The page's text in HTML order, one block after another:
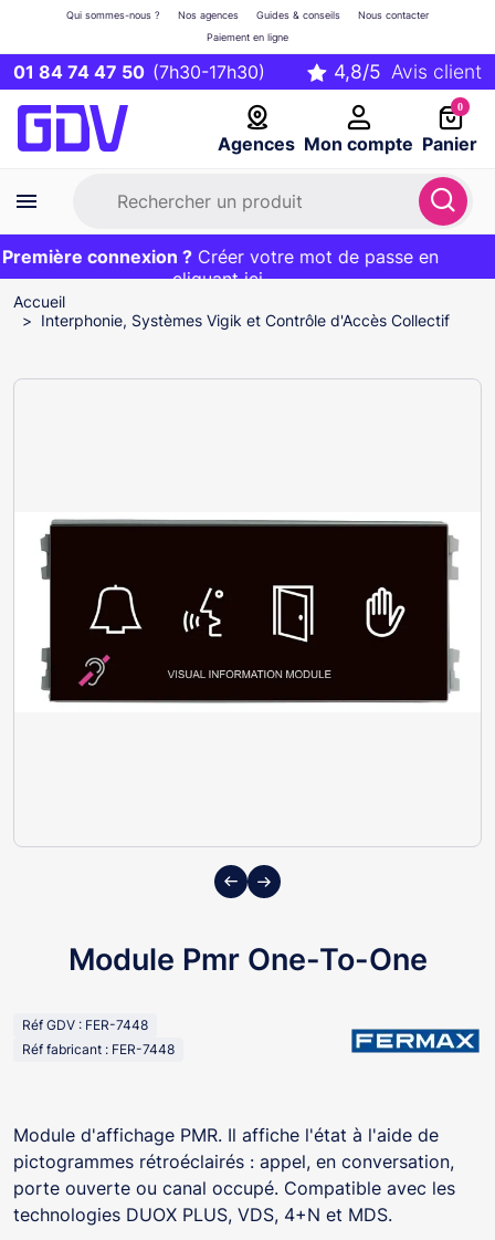
01 84 74 47 50 (7h30-17h30)
Agences Mon compte
Qui sommes-nous ? Nos agences Guides & conseils
Nous contacter
Paiement en ligne
0
Panier
Première commande ?20€ OFFERT sur votre panier
et livraison 24/48h gratuite avec le codeBIENVENUE
connexion ?Créer votre mot de passe en
cliquant ici
EXCLU WEB :
Accueil
Interphonie, Systèmes Vigik et Contrôle d'Accès Collectif
Previous
Next
Module Pmr One-To-One
Réf GDV : FER-7448
Réf fabricant : FER-7448
Module d'affichage PMR. Il affiche l'état à l'aide de
pictogrammes rétroéclairés : appel, en conversation,
porte ouverte ou canal occupé. Compatible avec les
technologies DUOX PLUS, VDS, 4+N et MDS.